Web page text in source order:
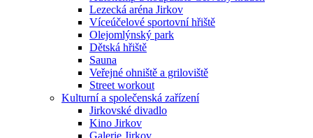
Lezecká aréna Jirkov
Víceúčelové sportovní hřiště
Olejomlýnský park
Dětská hřiště
Sauna
Veřejné ohniště a griloviště
Street workout
Kulturní a společenská zařízení
Jirkovské divadlo
Kino Jirkov
Galerie Jirkov